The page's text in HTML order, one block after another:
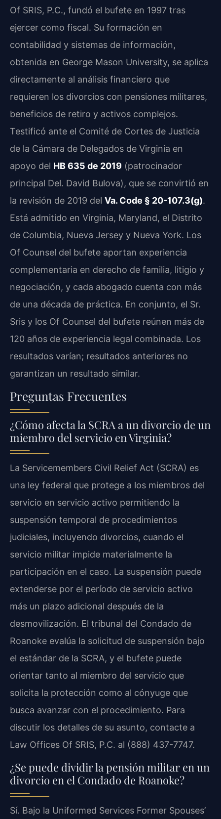
Of SRIS, P.C., fundó el bufete en 1997 tras
ejercer como fiscal. Su formación en
contabilidad y sistemas de información,
obtenida en George Mason University, se aplica
directamente al análisis financiero que
requieren los divorcios con pensiones militares,
beneficios de retiro y activos complejos.
Testificó ante el Comité de Cortes de Justicia
de la Cámara de Delegados de Virginia en
apoyo del HB 635 de 2019 (patrocinador
principal Del. David Bulova), que se convirtió en
la revisión de 2019 del Va. Code § 20-107.3(g).
Está admitido en Virginia, Maryland, el Distrito
de Columbia, Nueva Jersey y Nueva York. Los
Of Counsel del bufete aportan experiencia
complementaria en derecho de familia, litigio y
negociación, y cada abogado cuenta con más
de una década de práctica. En conjunto, el Sr.
Sris y los Of Counsel del bufete reúnen más de
120 años de experiencia legal combinada. Los
resultados varían; resultados anteriores no
garantizan un resultado similar.
Preguntas Frecuentes
¿Cómo afecta la SCRA a un divorcio de un
miembro del servicio en Virginia?
La Servicemembers Civil Relief Act (SCRA) es
una ley federal que protege a los miembros del
servicio en servicio activo permitiendo la
suspensión temporal de procedimientos
judiciales, incluyendo divorcios, cuando el
servicio militar impide materialmente la
participación en el caso. La suspensión puede
extenderse por el período de servicio activo
más un plazo adicional después de la
desmovilización. El tribunal del Condado de
Roanoke evalúa la solicitud de suspensión bajo
el estándar de la SCRA, y el bufete puede
orientar tanto al miembro del servicio que
solicita la protección como al cónyuge que
busca avanzar con el procedimiento. Para
discutir los detalles de su asunto, contacte a
Law Offices Of SRIS, P.C. al (888) 437-7747.
¿Se puede dividir la pensión militar en un
divorcio en el Condado de Roanoke?
Sí. Bajo la Uniformed Services Former Spouses’